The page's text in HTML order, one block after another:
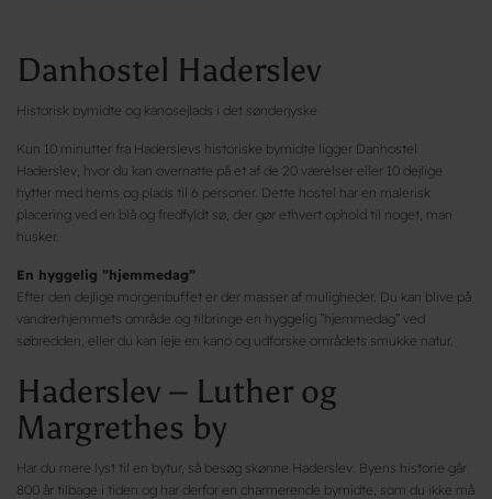
Danhostel Haderslev
Historisk bymidte og kanosejlads i det sønderjyske
Kun 10 minutter fra Haderslevs historiske bymidte ligger Danhostel
Haderslev, hvor du kan overnatte på et af de 20 værelser eller 10 dejlige
hytter med hems og plads til 6 personer. Dette hostel har en malerisk
placering ved en blå og fredfyldt sø, der gør ethvert ophold til noget, man
husker.
En hyggelig ”hjemmedag”
Efter den dejlige morgenbuffet er der masser af muligheder. Du kan blive på
vandrerhjemmets område og tilbringe en hyggelig ”hjemmedag” ved
søbredden, eller du kan leje en kano og udforske områdets smukke natur.
Haderslev – Luther og
Margrethes by
Har du mere lyst til en bytur, så besøg skønne Haderslev. Byens historie går
800 år tilbage i tiden og har derfor en charmerende bymidte, som du ikke må